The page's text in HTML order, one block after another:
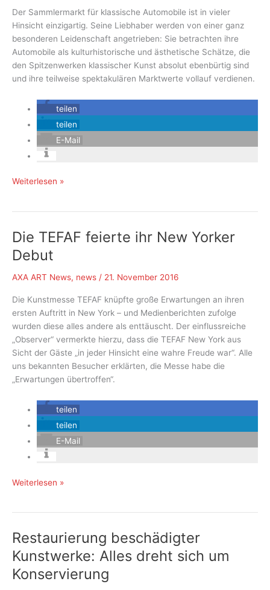
Der Sammlermarkt für klassische Automobile ist in vieler
Hinsicht einzigartig. Seine Liebhaber werden von einer ganz
besonderen Leidenschaft angetrieben: Sie betrachten ihre
Automobile als kulturhistorische und ästhetische Schätze, die
den Spitzenwerken klassischer Kunst absolut ebenbürtig sind
und ihre teilweise spektakulären Marktwerte vollauf verdienen.
teilen
teilen
E-Mail
Marktstudie
Geschichte,
Leidenschaft
und
Investition
Weiterlesen »
Die TEFAF feierte ihr New Yorker
Debut
AXA ART News, news / 21. November 2016
Die Kunstmesse TEFAF knüpfte große Erwartungen an ihren
ersten Auftritt in New York – und Medienberichten zufolge
wurden diese alles andere als enttäuscht. Der einflussreiche
„Observer“ vermerkte hierzu, dass die TEFAF New York aus
Sicht der Gäste „in jeder Hinsicht eine wahre Freude war“. Alle
uns bekannten Besucher erklärten, die Messe habe die
„Erwartungen übertroffen“.
teilen
teilen
E-Mail
Die
New
Yorker
Debut
Weiterlesen »
Restaurierung beschädigter
Kunstwerke: Alles dreht sich um
Konservierung